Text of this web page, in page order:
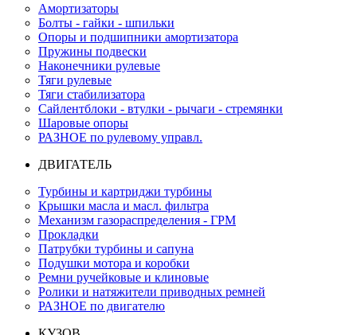
Амортизаторы
Болты - гайки - шпильки
Опоры и подшипники амортизатора
Пружины подвески
Наконечники рулевые
Тяги рулевые
Тяги стабилизатора
Сайлентблоки - втулки - рычаги - стремянки
Шаровые опоры
РАЗНОЕ по рулевому управл.
ДВИГАТЕЛЬ
Турбины и картриджи турбины
Крышки масла и масл. фильтра
Механизм газораспределения - ГРМ
Прокладки
Патрубки турбины и сапуна
Подушки мотора и коробки
Ремни ручейковые и клиновые
Ролики и натяжители приводных ремней
РАЗНОЕ по двигателю